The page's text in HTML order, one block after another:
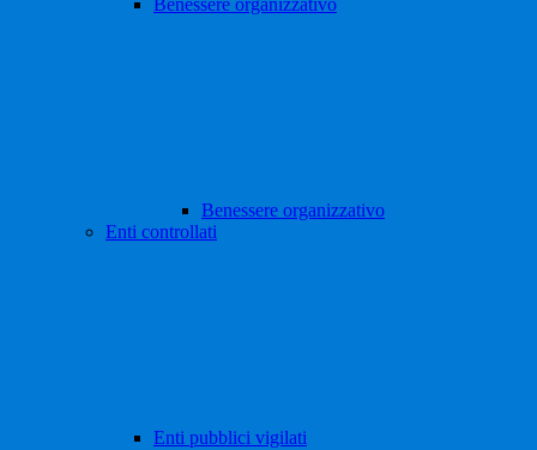
Benessere organizzativo
Benessere organizzativo
Enti controllati
Enti pubblici vigilati